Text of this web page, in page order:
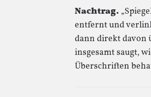
Nachtrag.
entfernt und
dann direkt davon
insgesamt saugt,
Überschriften